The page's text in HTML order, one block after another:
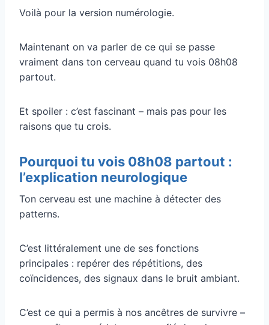
Voilà pour la version numérologie.
Maintenant on va parler de ce qui se passe
vraiment dans ton cerveau quand tu vois 08h08
partout.
Et spoiler : c’est fascinant – mais pas pour les
raisons que tu crois.
Pourquoi tu vois 08h08 partout :
l’explication neurologique
Ton cerveau est une machine à détecter des
patterns.
C’est littéralement une de ses fonctions
principales : repérer des répétitions, des
coïncidences, des signaux dans le bruit ambiant.
C’est ce qui a permis à nos ancêtres de survivre –